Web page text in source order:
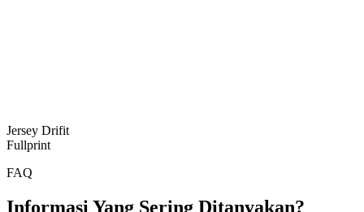
Jersey Drifit
Fullprint
FAQ
Informasi Yang Sering Ditanyakan?